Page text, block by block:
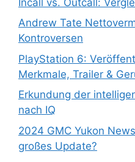
Andrew Tate
Kontroversen
PlayStation 6:
Merkmale, Trailer &
Erkundung der
nach IQ
2024 GMC Yukon
großes Update?